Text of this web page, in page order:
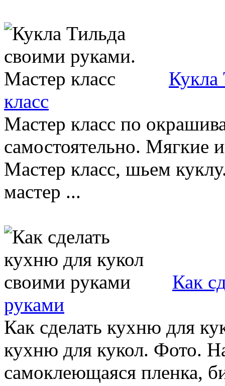
Кукла
класс
Мастер класс по
самостоятельно. Мягкие
Мастер класс, шьем
мастер ...
Как
руками
Как сделать кухню для
кухню для кукол. Фото.
самоклеющаяся пленка,